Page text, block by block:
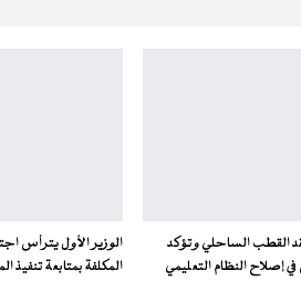
القطب الساحلي وتؤكد
إصلاح النظام التعليمي
الوزير الأول يترأس
المكلفة بمتابعة تنفيذ